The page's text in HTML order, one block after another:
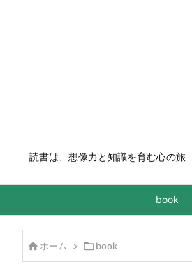
読書は、想像力と知識を育む心の旅
book
 ホーム > book